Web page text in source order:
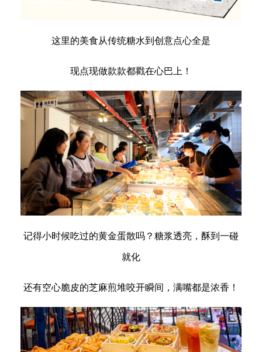
这里的美食从传统糖水到创意点心全是
现点现做款款都戳在心巴上！
记得小时候吃过的黄金蛋散吗？糖浆透亮，酥到一碰
就化
还有空心脆皮的芝麻煎堆咬开瞬间，满嘴都是浓香！